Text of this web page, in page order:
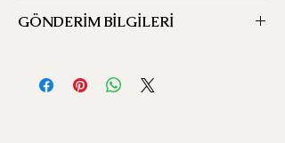
el işiçiliğim le hazırlanmaktadır güller ve
diğer çiçekler de kendi ürünlerimiz olup
tasarlandığı için iade bizlere oldukça zarar
GÖNDERİM BİLGİLERİ
durumana göre değişmektedir çok aceleci
iseniz bize sipariş vermeyiniz.Ancak en kısa